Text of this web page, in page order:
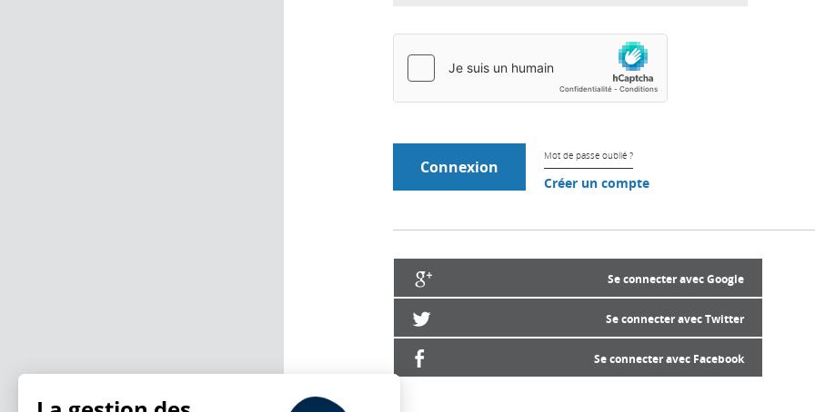
Mot de passe oublié ?
Créer un compte
Se connecter avec Google
Se connecter avec Twitter
Se connecter avec Facebook